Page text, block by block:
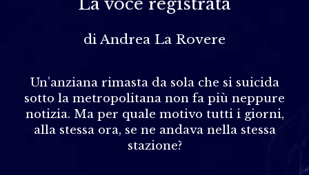
diAndrea La Rovere
Un’anziana rimasta da sola che si suicida
sotto la metropolitana non fa più neppure
notizia. Ma per quale motivo tutti i giorni,
alla stessa ora, se ne andava nella stessa
stazione?